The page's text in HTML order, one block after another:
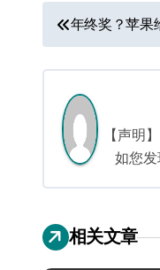
文
章
导
航
年终奖？苹果
【声明
如您
相关文章